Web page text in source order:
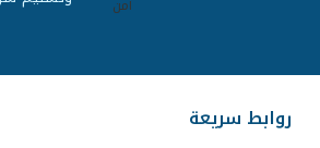
روابط سريعة